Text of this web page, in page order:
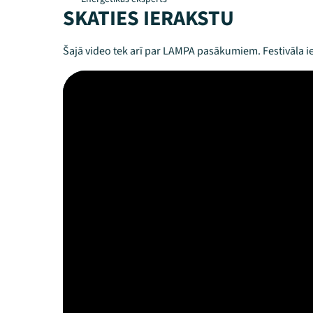
SKATIES IERAKSTU
Šajā video tek arī par LAMPA pasākumiem.